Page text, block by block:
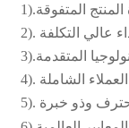
المنتج المتفوقة
أداء عالي التكلفة
المتقدمة
الشاملة
وذو خبرة